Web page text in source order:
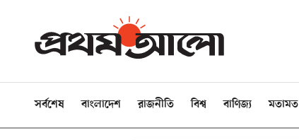
সর্বশেষ বাংলাদেশ রাজনীতি বিশ্ব বাণিজ্য মতামত